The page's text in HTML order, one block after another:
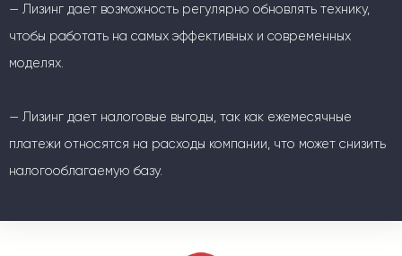
— Лизинг дает возможность регулярно обновлять технику,
чтобы работать на самых эффективных и современных
моделях.
— Лизинг дает налоговые выгоды, так как ежемесячные
платежи относятся на расходы компании, что может снизить
налогооблагаемую базу.